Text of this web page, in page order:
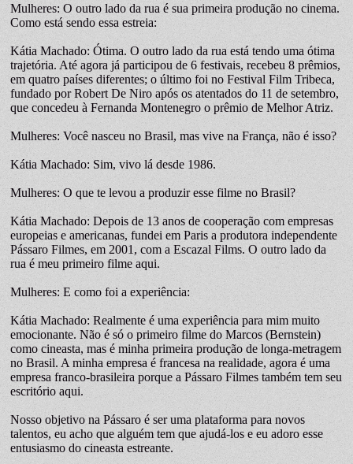
Mulheres: O outro lado da rua é sua primeira produção no cinema.
Como está sendo essa estreia:
Kátia Machado: Ótima. O outro lado da rua está tendo uma ótima
trajetória. Até agora já participou de 6 festivais, recebeu 8 prêmios,
em quatro países diferentes; o último foi no Festival Film Tribeca,
fundado por Robert De Niro após os atentados do 11 de setembro,
que concedeu à Fernanda Montenegro o prêmio de Melhor Atriz.
Mulheres: Você nasceu no Brasil, mas vive na França, não é isso?
Kátia Machado: Sim, vivo lá desde 1986.
Mulheres: O que te levou a produzir esse filme no Brasil?
Kátia Machado: Depois de 13 anos de cooperação com empresas
europeias e americanas, fundei em Paris a produtora independente
Pássaro Filmes, em 2001, com a Escazal Films. O outro lado da
rua é meu primeiro filme aqui.
Mulheres: E como foi a experiência:
Kátia Machado: Realmente é uma experiência para mim muito
emocionante. Não é só o primeiro filme do Marcos (Bernstein)
como cineasta, mas é minha primeira produção de longa-metragem
no Brasil. A minha empresa é francesa na realidade, agora é uma
empresa franco-brasileira porque a Pássaro Filmes também tem seu
escritório aqui.
Nosso objetivo na Pássaro é ser uma plataforma para novos
talentos, eu acho que alguém tem que ajudá-los e eu adoro esse
entusiasmo do cineasta estreante.